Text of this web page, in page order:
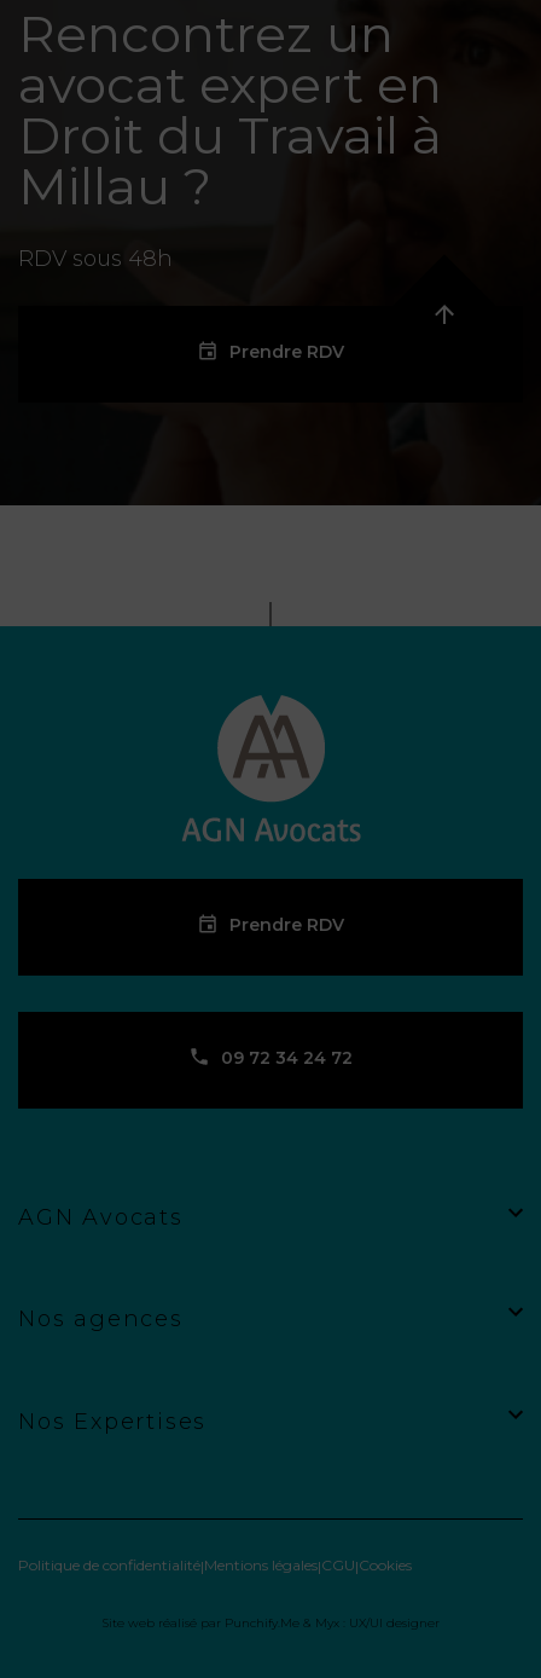
Rencontrez un
avocat expert en
Droit du Travail à
Millau ?
RDV sous 48h
Prendre RDV
Prendre RDV
09 72 34 24 72
AGN Avocats
Nos agences
Nos Expertises
Politique de confidentialité Mentions légales CGU Cookies
Site web réalisé par Punchify.Me & Myx : UX/UI designer